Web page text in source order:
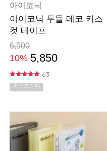
아이코닉
아이코닉 두들 데코 키스
컷 테이프
6,500
10% 5,850
63
베스트셀러